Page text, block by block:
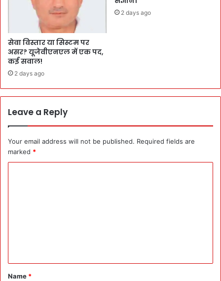
सेवा विस्तार या सिस्टम पर
असर? यूजेवीएनएल में एक पद,
कई सवाल!
2 days ago
2 days ago
Leave a Reply
Your email address will not be published. Required fields are
marked *
*
Name *